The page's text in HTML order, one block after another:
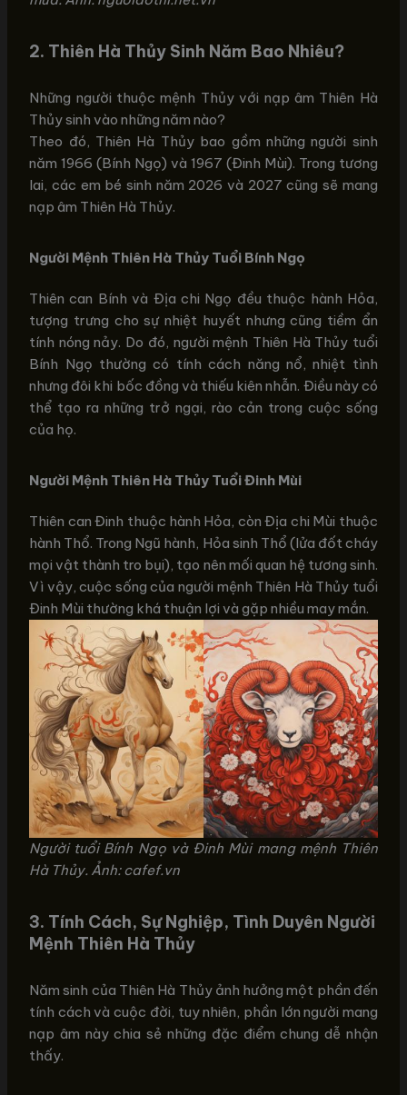
2. Thiên Hà Thủy Sinh Năm Bao Nhiêu?
Những người thuộc mệnh Thủy với nạp âm Thiên Hà
Thủy sinh vào những năm nào?
Theo đó, Thiên Hà Thủy bao gồm những người sinh
năm 1966 (Bính Ngọ) và 1967 (Đinh Mùi). Trong tương
lai, các em bé sinh năm 2026 và 2027 cũng sẽ mang
nạp âm Thiên Hà Thủy.
Người Mệnh Thiên Hà Thủy Tuổi Bính Ngọ
Thiên can Bính và Địa chi Ngọ đều thuộc hành Hỏa,
tượng trưng cho sự nhiệt huyết nhưng cũng tiềm ẩn
tính nóng nảy. Do đó, người mệnh Thiên Hà Thủy tuổi
Bính Ngọ thường có tính cách năng nổ, nhiệt tình
nhưng đôi khi bốc đồng và thiếu kiên nhẫn. Điều này có
thể tạo ra những trở ngại, rào cản trong cuộc sống
của họ.
Người Mệnh Thiên Hà Thủy Tuổi Đinh Mùi
Thiên can Đinh thuộc hành Hỏa, còn Địa chi Mùi thuộc
hành Thổ. Trong Ngũ hành, Hỏa sinh Thổ (lửa đốt cháy
mọi vật thành tro bụi), tạo nên mối quan hệ tương sinh.
Vì vậy, cuộc sống của người mệnh Thiên Hà Thủy tuổi
Đinh Mùi thường khá thuận lợi và gặp nhiều may mắn.
Người tuổi Bính Ngọ và Đinh Mùi mang mệnh Thiên
Hà Thủy. Ảnh: cafef.vn
3. Tính Cách, Sự Nghiệp, Tình Duyên Người
Mệnh Thiên Hà Thủy
Năm sinh của Thiên Hà Thủy ảnh hưởng một phần đến
tính cách và cuộc đời, tuy nhiên, phần lớn người mang
nạp âm này chia sẻ những đặc điểm chung dễ nhận
thấy.